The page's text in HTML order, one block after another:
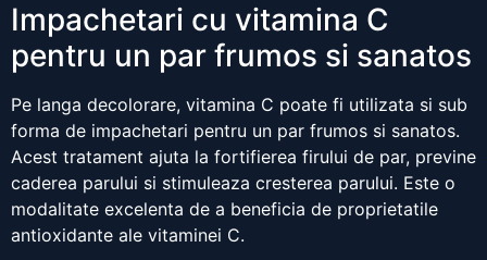
Impachetari cu vitamina C
pentru un par frumos si sanatos
Pe langa decolorare, vitamina C poate fi utilizata si sub
forma de impachetari pentru un par frumos si sanatos.
Acest tratament ajuta la fortifierea firului de par, previne
caderea parului si stimuleaza cresterea parului. Este o
modalitate excelenta de a beneficia de proprietatile
antioxidante ale vitaminei C.